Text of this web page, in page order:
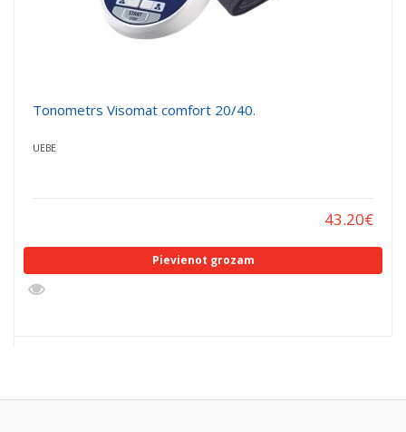
Tonometrs Visomat comfort 20/40.
UEBE
43.20€
Pievienot grozam